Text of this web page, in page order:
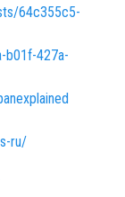
64c355c5-
b01f-427a-
ru/